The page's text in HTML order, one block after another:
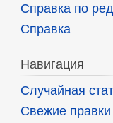
Справка по
Справка
Навигация
Случайная
Свежие правки